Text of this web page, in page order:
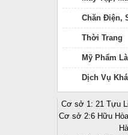
Chăn Điện,
Thời Trang
Mỹ Phẩm
Dịch Vụ
Cơ sở 1: 21 Tựu
Cơ sở 2:6 Hữu